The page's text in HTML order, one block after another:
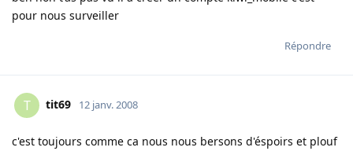
pour nous surveiller
Répondre
T tit69 12 janv. 2008
c'est toujours comme ca nous nous bersons d'éspoirs et plouf